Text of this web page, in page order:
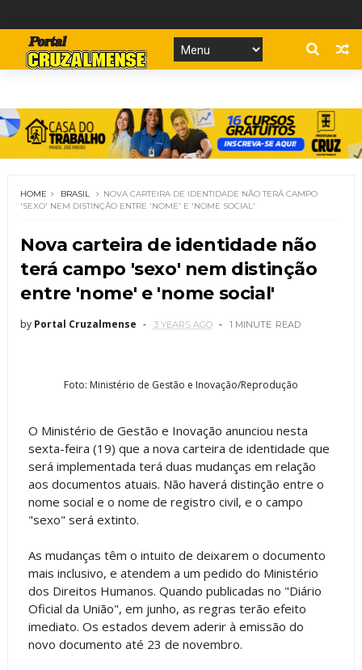
HOME BRASIL
NOVA CARTEIRA DE IDENTIDADE NÃO TERÁ CAMPO
'SEXO' NEM DISTINÇÃO ENTRE 'NOME' E 'NOME SOCIAL'
Nova carteira de identidade não
terá campo 'sexo' nem distinção
entre 'nome' e 'nome social'
by Portal Cruzalmense 3 YEARS AGO 1 MINUTE READ
Foto: Ministério de Gestão e Inovação/Reprodução
O Ministério de Gestão e Inovação anunciou nesta
sexta-feira (19) que a nova carteira de identidade que
será implementada terá duas mudanças em relação
aos documentos atuais. Não haverá distinção entre o
nome social e o nome de registro civil, e o campo
"sexo" será extinto.
As mudanças têm o intuito de deixarem o documento
mais inclusivo, e atendem a um pedido do Ministério
dos Direitos Humanos. Quando publicadas no "Diário
Oficial da União", em junho, as regras terão efeito
imediato. Os estados devem aderir à emissão do
novo documento até 23 de novembro.